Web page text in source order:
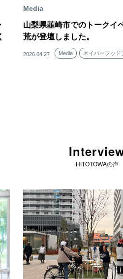
Media
山梨県韮崎市でのトークイ
荒が登壇しました。
2026.04.27 Media ネイバーフッド
HITOTOWAの声